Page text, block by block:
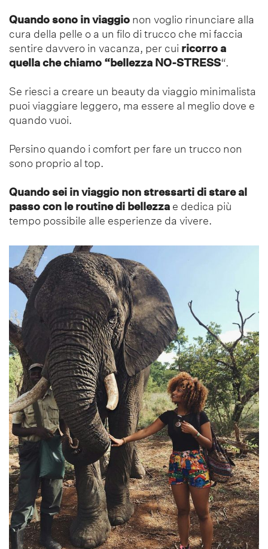
Quando sono in viaggio non voglio rinunciare alla
cura della pelle o a un filo di trucco che mi faccia
sentire davvero in vacanza, per cui ricorro a
quella che chiamo “bellezza NO-STRESS“.
Se riesci a creare un beauty da viaggio minimalista
puoi viaggiare leggero, ma essere al meglio dove e
quando vuoi.
Persino quando i comfort per fare un trucco non
sono proprio al top.
Quando sei in viaggio non stressarti di stare al
passo con le routine di bellezza e dedica più
tempo possibile alle esperienze da vivere.